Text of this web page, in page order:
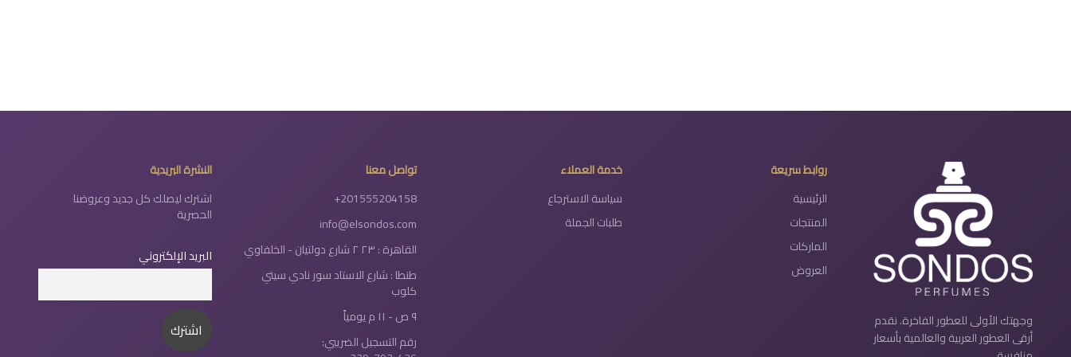
وجهتك الأولى للعطور الفاخرة. نقدم
أرقى العطور العربية والعالمية بأسعار
روابط سريعة
الرئيسية
المنتجات
الماركات
العروض
خدمة العملاء
سياسة الاسترجاع
طلبات الجملة
تواصل معنا
+201555204158
info@elsondos.com
القاهرة : ٢٣ ٢ شارع دولتيان - الخلفاوي
طنطا : شارع الاستاد سور نادي سيتي
كلوب
٩ ص - ١١ م يومياً
رقم التسجيل الضريبي:
النشرة البريدية
اشترك ليصلك كل جديد وعروضنا
الحصرية
البريد الإلكتروني